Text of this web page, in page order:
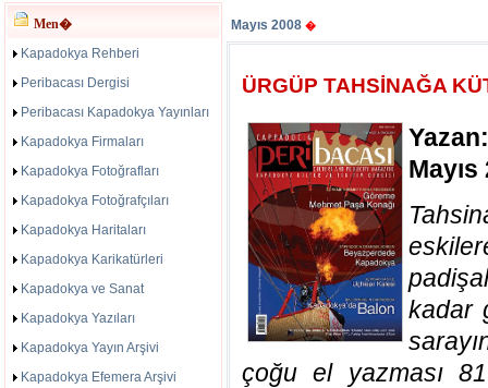
Men�
Kapadokya Rehberi
Peribacası Dergisi
Peribacası Kapadokya Yayınları
Kapadokya Firmaları
Kapadokya Fotoğrafları
Kapadokya Fotoğrafçıları
Kapadokya Haritaları
Kapadokya Karikatürleri
Kapadokya ve Sanat
Kapadokya Yazıları
Kapadokya Yayın Arşivi
Kapadokya Efemera Arşivi
Mayıs 2008 �
ÜRGÜP TAHSİNAĞA
Mayıs
kadar
çoğu el yazması